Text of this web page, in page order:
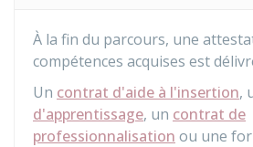
À la fin du parcours, une
compétences acquises est
Un contrat d'aide à l'insertion,
d'apprentissage, un contrat de
professionnalisation ou une